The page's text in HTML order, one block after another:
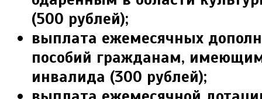
(500 рублей);
выплата ежемесячных
пособий граж­данам,
инвалида (300 рублей);